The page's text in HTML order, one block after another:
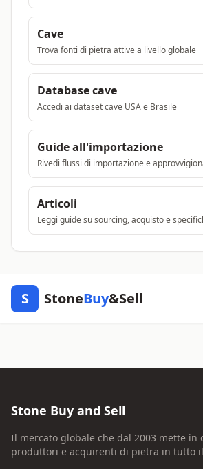
Cave
Trova fonti di pietra attive a livello globale
Database cave
Accedi ai dataset cave USA e Brasile
Guide all'importazione
Rivedi flussi di importazione e
Articoli
Leggi guide su sourcing, acquisto e
S StoneBuy&Sell
Stone Buy and Sell
Il mercato globale che dal 2003 mette in
produttori e acquirenti di pietra in tutto